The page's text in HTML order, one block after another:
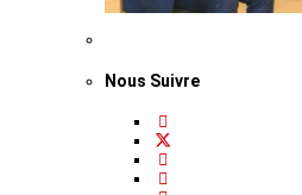
Nous Suivre